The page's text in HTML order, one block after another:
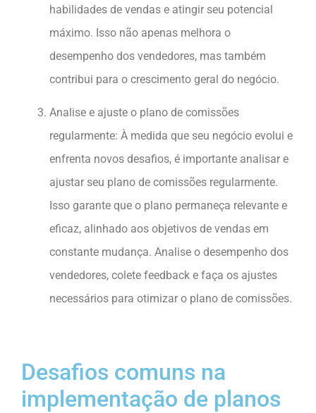
habilidades de vendas e atingir seu potencial
máximo. Isso não apenas melhora o
desempenho dos vendedores, mas também
contribui para o crescimento geral do negócio.
Analise e ajuste o plano de comissões
regularmente: À medida que seu negócio evolui e
enfrenta novos desafios, é importante analisar e
ajustar seu plano de comissões regularmente.
Isso garante que o plano permaneça relevante e
eficaz, alinhado aos objetivos de vendas em
constante mudança. Analise o desempenho dos
vendedores, colete feedback e faça os ajustes
necessários para otimizar o plano de comissões.
Desafios comuns na
implementação de planos